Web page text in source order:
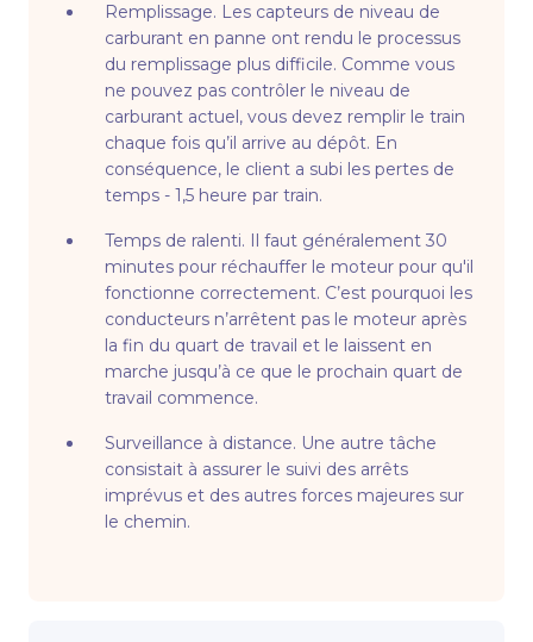
Remplissage. Les capteurs de niveau de
carburant en panne ont rendu le processus
du remplissage plus difficile. Comme vous
ne pouvez pas contrôler le niveau de
carburant actuel, vous devez remplir le train
chaque fois qu’il arrive au dépôt. En
conséquence, le client a subi les pertes de
temps - 1,5 heure par train.
Temps de ralenti. Il faut généralement 30
minutes pour réchauffer le moteur pour qu'il
fonctionne correctement. C’est pourquoi les
conducteurs n’arrêtent pas le moteur après
la fin du quart de travail et le laissent en
marche jusqu’à ce que le prochain quart de
travail commence.
Surveillance à distance. Une autre tâche
consistait à assurer le suivi des arrêts
imprévus et des autres forces majeures sur
le chemin.